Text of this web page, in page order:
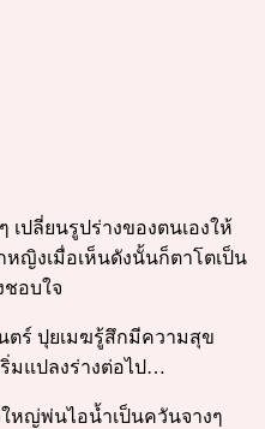
ปลี่ยนรูปร่างของตนเองให้
หญิงเมื่อเห็นดังนั้นก็ตาโตเป็น
ชอบใจ
ตร์ ปุยเมฆรู้สึกมีความสุข
ริ่มแปลงร่างต่อไป…
หญ่พ่นไอน้ำเป็นควันจางๆ